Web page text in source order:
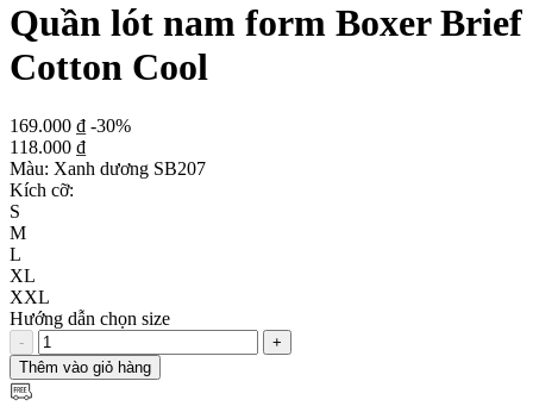
Quần lót nam form Boxer Brief
Cotton Cool
169.000 ₫ -30%
118.000 ₫
Màu: Xanh dương SB207
Kích cỡ:
S
M
L
XL
XXL
Hướng dẫn chọn size
-
+
Thêm vào giỏ hàng